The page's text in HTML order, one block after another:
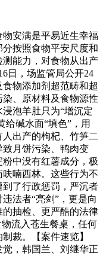
安满是平易近生幸福
按照食物平安尺度和
能力，对食物从出产
日，场监管局公开24
物添加剂超范畴和超
、原材料及食物源性
泡羊肚只为“增沉定
给碱水面“填色”，用
出产的枸杞、竹笋二
月饼污染、鸭肉变
中没有红薯成分，极
喃西林。这些行为不
了行政惩罚，严沉者
法者“亮剑”，更是向
抽检、更严酷的法律
流入苍生餐桌，任何
裁。【案件速览】
，韩国兰、刘继华正